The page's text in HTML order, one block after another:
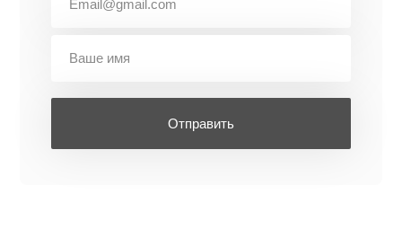
Отправить